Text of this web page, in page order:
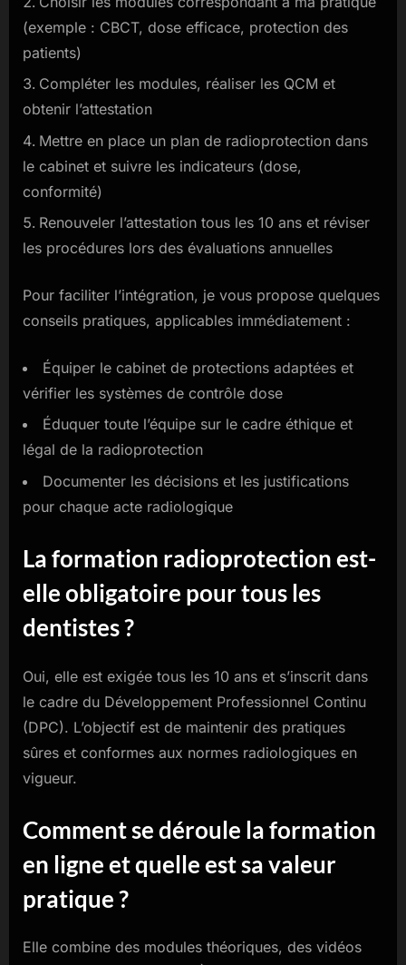
(exemple : CBCT, dose efficace, protection des
patients)
Compléter les modules, réaliser les QCM et
obtenir l’attestation
Mettre en place un plan de radioprotection dans
le cabinet et suivre les indicateurs (dose,
conformité)
Renouveler l’attestation tous les 10 ans et réviser
les procédures lors des évaluations annuelles
Pour faciliter l’intégration, je vous propose quelques
conseils pratiques, applicables immédiatement :
Équiper le cabinet de protections adaptées et
vérifier les systèmes de contrôle dose
Éduquer toute l’équipe sur le cadre éthique et
légal de la radioprotection
Documenter les décisions et les justifications
pour chaque acte radiologique
La formation radioprotection est-
elle obligatoire pour tous les
dentistes ?
Oui, elle est exigée tous les 10 ans et s’inscrit dans
le cadre du Développement Professionnel Continu
(DPC). L’objectif est de maintenir des pratiques
sûres et conformes aux normes radiologiques en
vigueur.
Comment se déroule la formation
en ligne et quelle est sa valeur
pratique ?
Elle combine des modules théoriques, des vidéos